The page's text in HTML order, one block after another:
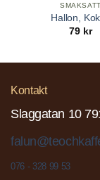
SMAKSATT
Hallon,
79 kr
Kontakt
Slaggatan 10
076 - 328 99 53